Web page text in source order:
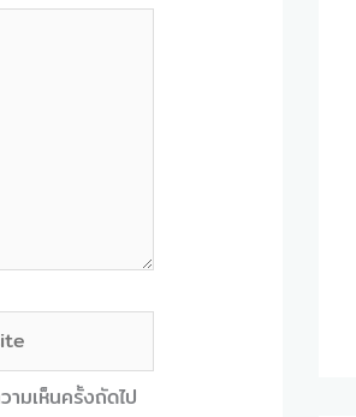
ามเห็นครั้งถัดไป